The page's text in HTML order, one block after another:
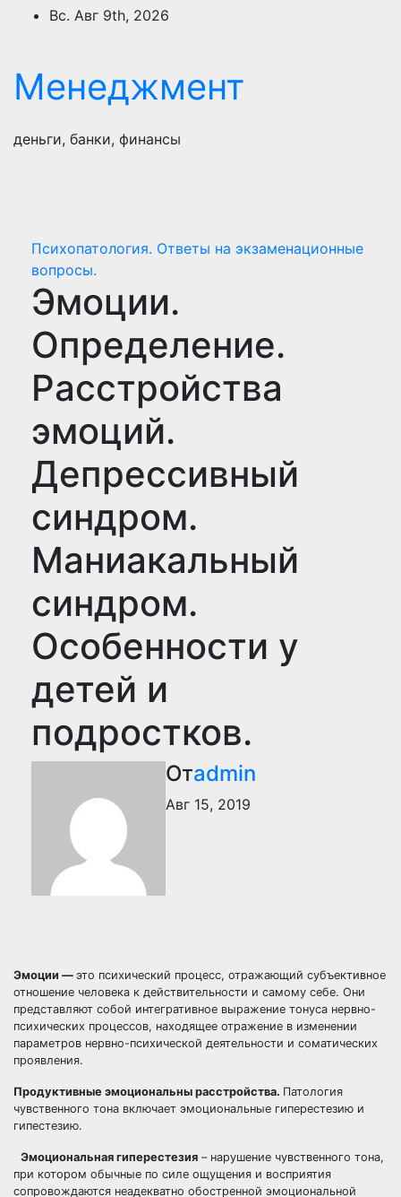
ПерейтиВс. Авг 9th, 2026
Менеджмент
деньги, банки, финансы
Психопатология. Ответы на экзаменационные
вопросы.
Эмоции.
Определение.
Расстройства
эмоций.
Депрессивный
синдром.
Маниакальный
синдром.
Особенности у
детей и
подростков.
Отadmin
Авг 15, 2019
Эмоции — это психический процесс, отражающий субъективное
отношение человека к действительности и самому себе. Они
представляют собой интегративное выражение тонуса нервно-
психических процессов, находящее отражение в изменении
параметров нервно-психической деятельности и соматических
проявления.
Продуктивные эмоциональны расстройства. Патология
чувственного тона включает эмоциональные гиперестезию и
гипестезию.
Эмоциональная гиперестезия – нарушение чувственного тона,
при котором обычные по силе ощущения и восприятия
сопровождаются неадекватно обостренной эмоциональной